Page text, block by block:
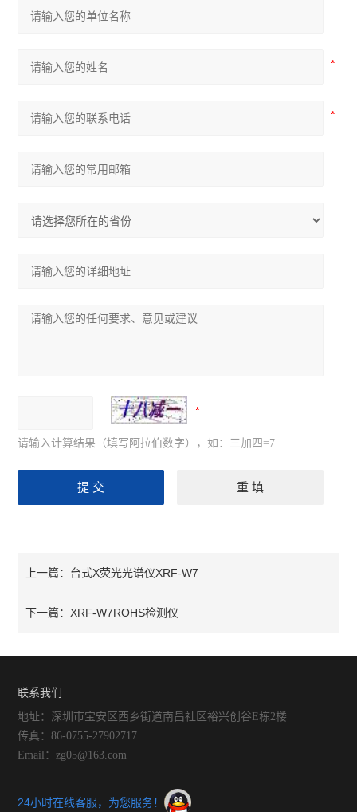
请输入计算结果（填写阿拉伯数字），如：三加四=7
上一篇： 台式X荧光光谱仪XRF-W7
下一篇：XRF-W7ROHS检测仪
联系我们
地址：深圳市宝安区西乡街道南昌社区裕兴创谷E栋2楼
传真：86-0755-27902717
Email：zg05@163.com
24小时在线客服，为您服务！